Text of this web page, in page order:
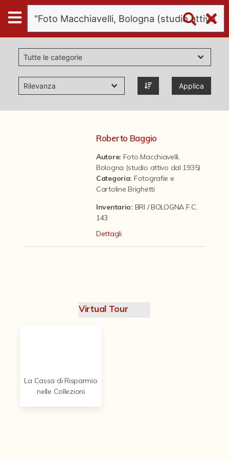
Digital
Humanities
Donazioni
Pubblicazioni Applica
Roberto Baggio
Autore: Foto Macchiavelli,
Bologna (studio attivo dal 1935)
Categoria: Fotografie e
Cartoline Brighetti
Inventario: BRI / BOLOGNA F.C.
143
Dettagli
Virtual Tour
La Cassa di Risparmio
nelle Collezioni